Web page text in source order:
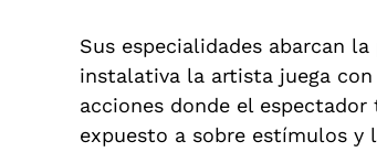
Sus especialidades abarcan
instalativa la artista juega
acciones donde el
expuesto a sobre estímulos y